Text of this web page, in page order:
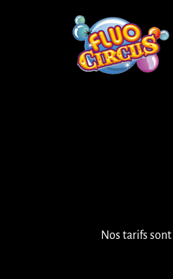
Nos tarifs sont